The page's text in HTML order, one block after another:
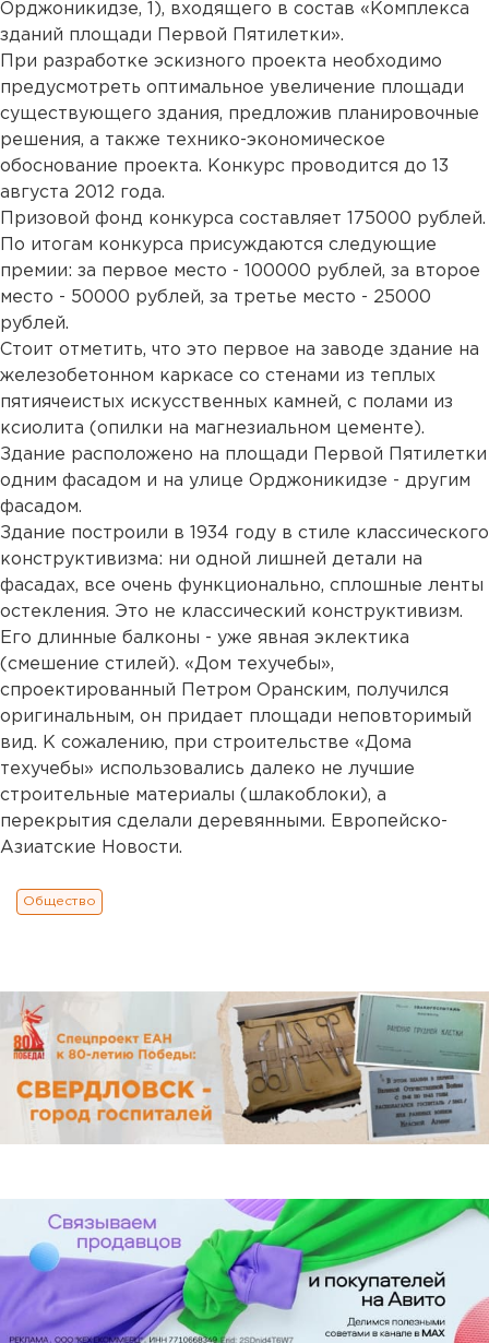
Орджоникидзе, 1), входящего в состав «Комплекса
зданий площади Первой Пятилетки».
При разработке эскизного проекта необходимо
предусмотреть оптимальное увеличение площади
существующего здания, предложив планировочные
решения, а также технико-экономическое
обоснование проекта. Конкурс проводится до 13
августа 2012 года.
Призовой фонд конкурса составляет 175000 рублей.
По итогам конкурса присуждаются следующие
премии: за первое место - 100000 рублей, за второе
место - 50000 рублей, за третье место - 25000
рублей.
Стоит отметить, что это первое на заводе здание на
железобетонном каркасе со стенами из теплых
пятиячеистых искусственных камней, с полами из
ксиолита (опилки на магнезиальном цементе).
Здание расположено на площади Первой Пятилетки
одним фасадом и на улице Орджоникидзе - другим
фасадом.
Здание построили в 1934 году в стиле классического
конструктивизма: ни одной лишней детали на
фасадах, все очень функционально, сплошные ленты
остекления. Это не классический конструктивизм.
Его длинные балконы - уже явная эклектика
(смешение стилей). «Дом техучебы»,
спроектированный Петром Оранским, получился
оригинальным, он придает площади неповторимый
вид. К сожалению, при строительстве «Дома
техучебы» использовались далеко не лучшие
строительные материалы (шлакоблоки), а
перекрытия сделали деревянными. Европейско-
Азиатские Новости.
Общество